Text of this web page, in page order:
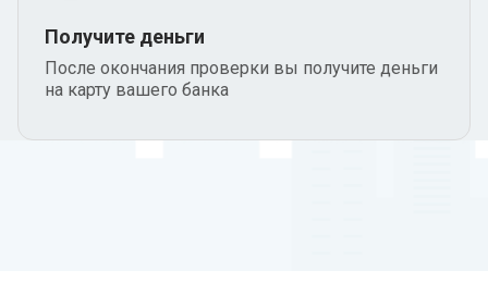
внутриигровой валюты, Гринкоинов (GC)
Получите деньги
После окончания проверки вы получите деньги
на карту вашего банка